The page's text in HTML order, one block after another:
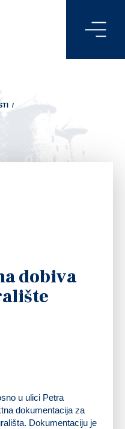
/
dobiva
u ulici Petra
dokumentacija za
Dokumentaciju je